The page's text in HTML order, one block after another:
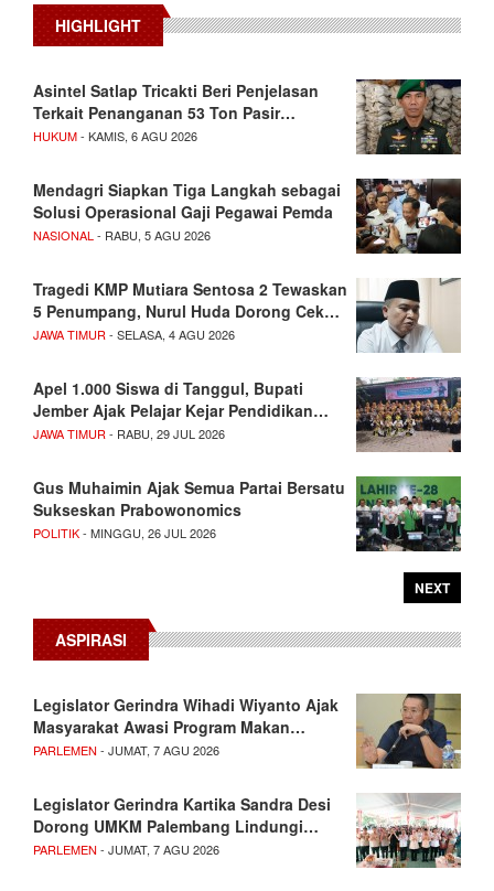
HIGHLIGHT
Asintel Satlap Tricakti Beri Penjelasan
Terkait Penanganan 53 Ton Pasir…
HUKUM- KAMIS, 6 AGU 2026
Mendagri Siapkan Tiga Langkah sebagai
Solusi Operasional Gaji Pegawai Pemda
NASIONAL - RABU, 5 AGU 2026
Tragedi KMP Mutiara Sentosa 2 Tewaskan
5 Penumpang, Nurul Huda Dorong Cek…
JAWA TIMUR - SELASA, 4 AGU 2026
Apel 1.000 Siswa di Tanggul, Bupati
Jember Ajak Pelajar Kejar Pendidikan…
JAWA TIMUR - RABU, 29 JUL 2026
Gus Muhaimin Ajak Semua Partai Bersatu
Sukseskan Prabowonomics
POLITIK- MINGGU, 26 JUL 2026
NEXT
ASPIRASI
Legislator Gerindra Wihadi Wiyanto Ajak
Masyarakat Awasi Program Makan…
PARLEMEN - JUMAT, 7 AGU 2026
Legislator Gerindra Kartika Sandra Desi
Dorong UMKM Palembang Lindungi…
PARLEMEN - JUMAT, 7 AGU 2026